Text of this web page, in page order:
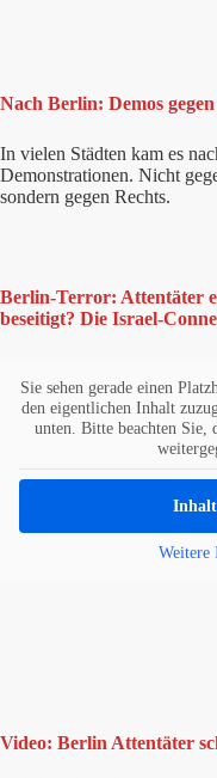
Nach Berlin: Demos
In vielen Städten kam es
Demonstrationen. Nicht
sondern gegen Rechts.
Berlin-Terror: Attentäter
beseitigt? Die Israel-
Sie sehen gerade einen
den eigentlichen Inhalt
unten. Bitte beachten Sie,
Inhalt
Weitere
Video: Berlin Attentäter